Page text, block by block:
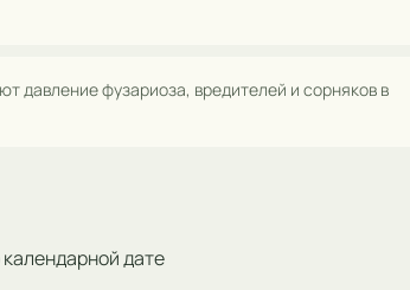
давление фузариоза, вредителей и сорняков в
дате